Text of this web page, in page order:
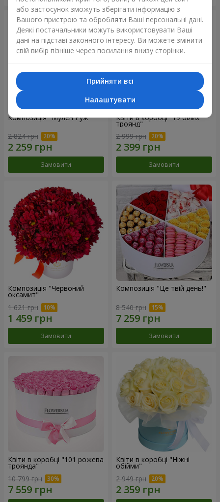
Композиція "Мулен Руж"
2 824 грн
Замовити
Квіти в коробці "19 білих
троянд"
2 999 грн
Замовити
Композиція "Червоний
оксамит"
1 621 грн
Замовити
Композиція "Це твій день!"
8 540 грн
Замовити
Квіти в коробці "101 рожева
троянда"
10 799 грн
Квіти в коробці "Ніжні
обійми"
2 949 грн
або застосунок зможуть зберігати інформацію з
Вашого пристрою та обробляти Ваші персональні дані.
Деякі постачальники можуть використовувати Ваші
дані на підставі законного інтересу. Ви можете змінити
свій вибір пізніше через посилання внизу сторінки.
Прийняти всі
Налаштувати